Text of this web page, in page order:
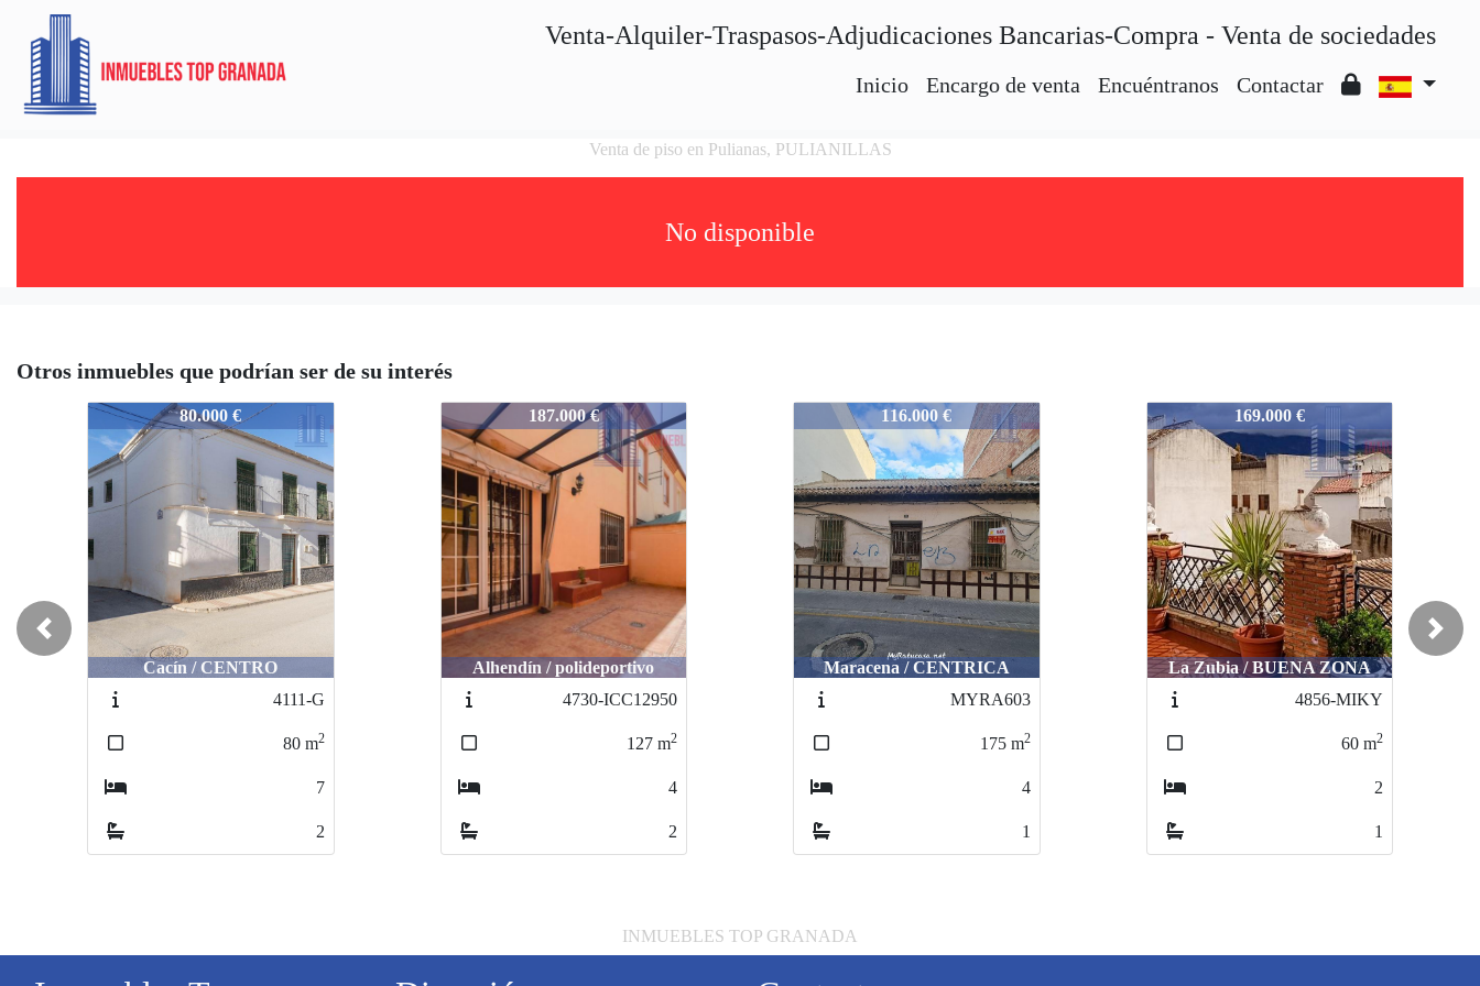
Venta-Alquiler-Traspasos-Adjudicaciones Bancarias-Compra - Venta de sociedades
Inicio Encargo de venta Encuéntranos Contactar
Venta de piso en Pulianas, PULIANILLAS
No disponible
Otros inmuebles que podrían ser de su interés
4935-IE13181
80.000 €
Cacín / CENTRO
4111-G
80 m2
7
2
4935-IE13181
187.000 €
Alhendín / polideportivo
4730-ICC12950
127 m2
4
2
4935-IE13181
116.000 €
Maracena / CENTRICA
MYRA603
175 m2
4
1
4935-IE13181
169.000 €
La Zubia / BUENA ZONA
4856-MIKY
60 m2
2
1
Previous Next
INMUEBLES TOP GRANADA